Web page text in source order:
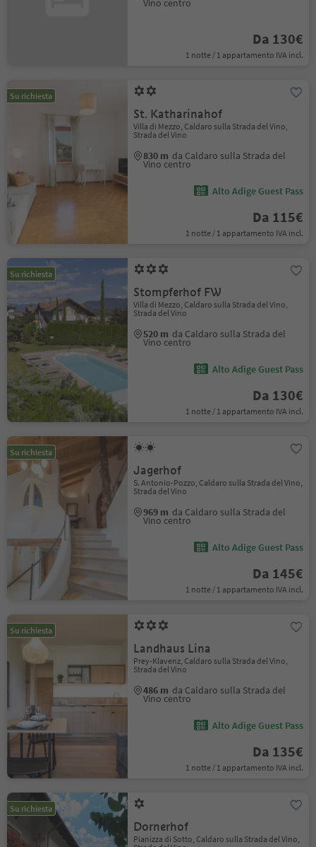
Vino centro
Da 130€
1 notte / 1 appartamento IVA incl.
Su richiesta
St. Katharinahof
Villa di Mezzo, Caldaro sulla Strada del Vino,
Strada del Vino
830 m da Caldaro sulla Strada del
Vino centro
Alto Adige Guest Pass
Da 115€
1 notte / 1 appartamento IVA incl.
Su richiesta
Stompferhof FW
Villa di Mezzo, Caldaro sulla Strada del Vino,
Strada del Vino
520 m da Caldaro sulla Strada del
Vino centro
Alto Adige Guest Pass
Da 130€
1 notte / 1 appartamento IVA incl.
Su richiesta
Jagerhof
S. Antonio-Pozzo, Caldaro sulla Strada del Vino,
Strada del Vino
969 m da Caldaro sulla Strada del
Vino centro
Alto Adige Guest Pass
Da 145€
1 notte / 1 appartamento IVA incl.
Su richiesta
Landhaus Lina
Prey-Klavenz, Caldaro sulla Strada del Vino,
Strada del Vino
486 m da Caldaro sulla Strada del
Vino centro
Alto Adige Guest Pass
Da 135€
1 notte / 1 appartamento IVA incl.
Su richiesta
Dornerhof
Pianizza di Sotto, Caldaro sulla Strada del Vino,